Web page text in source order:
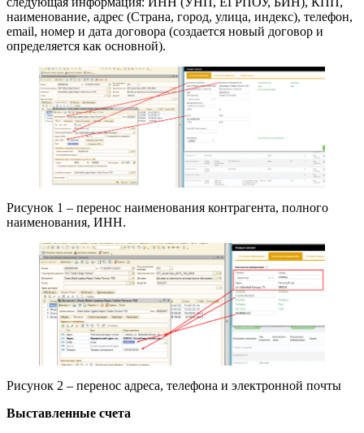
наименование, адрес (Страна, город, улица, индекс), телефон,
email, номер и дата договора (создается новый договор и
определяется как основной).
Рисунок 1 – перенос наименования контрагента, полного
наименования, ИНН.
Рисунок 2 – перенос адреса, телефона и электронной почты
Выставленные счета